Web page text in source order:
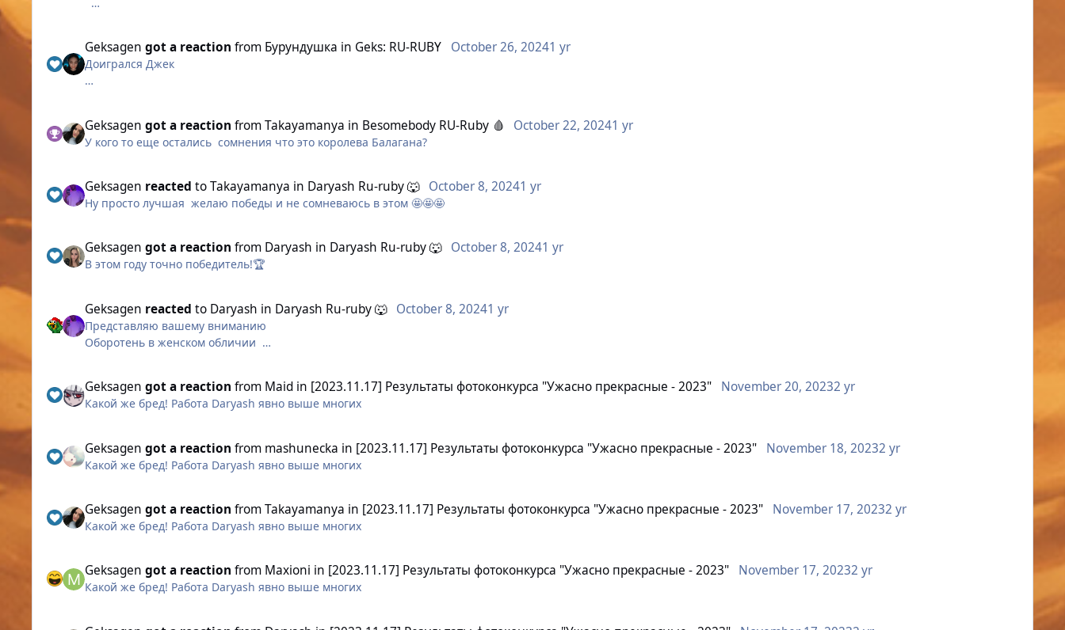
Geksagen got a reaction from Бурундушка in Geks: RU-RUBY October 26, 20241 yr
Доигрался Джек
Geksagen got a reaction fromTakayamanya in Besomebody RU-Ruby 🩸 October 22, 20241 yr
У кого то еще остались сомнения что это королева Балагана?
Geksagen reacted toTakayamanya in Daryash Ru-ruby 🐺 October 8, 20241 yr
Ну просто лучшая желаю победы и не сомневаюсь в этом 🤩🤩🤩
Geksagen got a reaction from Daryash in Daryash Ru-ruby 🐺 October 8, 20241 yr
В этом году точно победитель!🏆
Geksagen reacted to Daryash in Daryash Ru-ruby 🐺 October 8, 20241 yr
Представляю вашему вниманию
Оборотень в женском обличии
Обстановка ну, вы заходите, если что
Geksagen got a reaction from Maid in [2023.11.17] Результаты фотоконкурса "Ужасно прекрасные - 2023" November 20, 20232 yr
Какой же бред! Работа Daryash явно выше многих
Geksagen got a reaction from mashunecka in [2023.11.17] Результаты фотоконкурса "Ужасно прекрасные - 2023" November 18, 20232 yr
Какой же бред! Работа Daryash явно выше многих
Geksagen got a reaction fromTakayamanya in [2023.11.17] Результаты фотоконкурса "Ужасно прекрасные - 2023" November 17, 20232 yr
Какой же бред! Работа Daryash явно выше многих
Geksagen got a reaction from Maxioni in [2023.11.17] Результаты фотоконкурса "Ужасно прекрасные - 2023" November 17, 20232 yr
Какой же бред! Работа Daryash явно выше многих